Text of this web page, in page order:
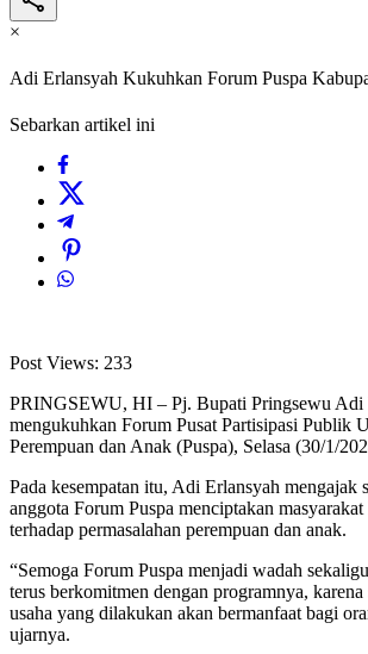
×
Adi Erlansyah Kukuhkan Forum Puspa
Sebarkan artikel ini
Post Views: 233
PRINGSEWU, HI – Pj. Bupati Pringsewu Adi
mengukuhkan Forum Pusat Partisipasi Publik
Perempuan dan Anak (Puspa), Selasa (30/1/
Pada kesempatan itu, Adi Erlansyah mengajak
anggota Forum Puspa menciptakan
terhadap permasalahan perempuan dan anak.
“Semoga Forum Puspa menjadi wadah
terus berkomitmen dengan programnya, karena
usaha yang dilakukan akan bermanfaat bagi
ujarnya.